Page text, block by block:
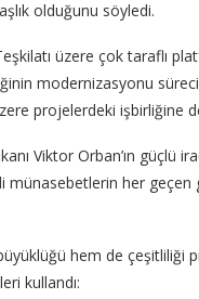
olduğunu söyledi.
üzere çok taraflı
modernizasyonu
projelerdeki işbirliğine
Viktor Orban’ın güçlü
münasebetlerin her
hem de çeşitliliği
kullandı: